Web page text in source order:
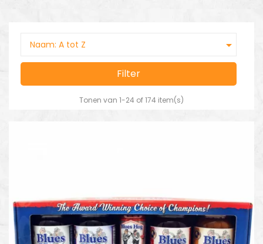
Naam: A tot Z 
Filter
Tonen van 1-24 of 174 item(s)